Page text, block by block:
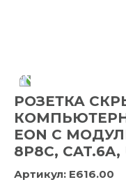
РОЗЕТКА
EON С
8P8C, CAT.6A,
Артикул: E616.00